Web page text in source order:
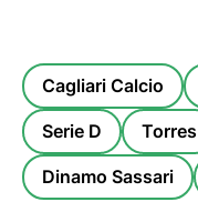
Cagliari Calcio
Serie D Torres
Dinamo Sassari